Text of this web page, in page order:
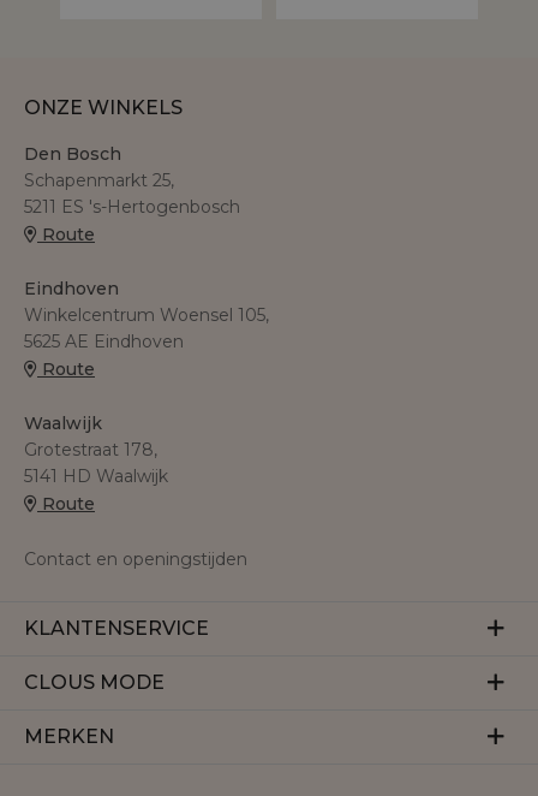
ONZE WINKELS
Den Bosch
Schapenmarkt 25,
5211 ES 's-Hertogenbosch
Route
Eindhoven
Winkelcentrum Woensel 105,
5625 AE Eindhoven
Route
Waalwijk
Grotestraat 178,
5141 HD Waalwijk
Route
Contact en openingstijden
KLANTENSERVICE
Veelgestelde vragen
Betalen
CLOUS MODE
Over ons
MERKEN